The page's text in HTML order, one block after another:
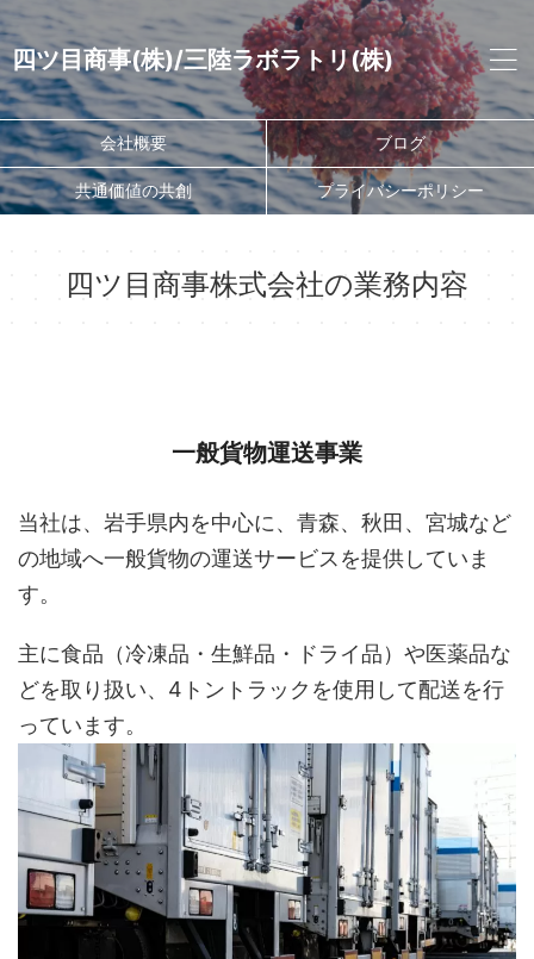
四ツ目商事(株)/三陸ラボラトリ(株)
会社概要 ブログ
共通価値の共創 プライバシーポリシー
四ツ目商事株式会社の業務内容
一般貨物運送事業
当社は、岩手県内を中心に、青森、秋田、宮城など
の地域へ一般貨物の運送サービスを提供していま
す。
主に食品（冷凍品・生鮮品・ドライ品）や医薬品な
どを取り扱い、4トントラックを使用して配送を行
っています。